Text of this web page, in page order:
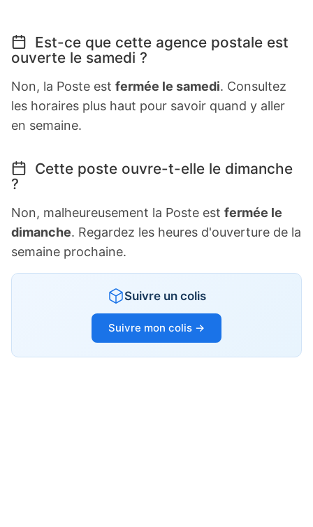
Est-ce que cette agence postale est
ouverte le samedi ?
Non, la Poste est fermée le samedi. Consultez
les horaires plus haut pour savoir quand y aller
en semaine.
Cette poste ouvre-t-elle le dimanche
?
Non, malheureusement la Poste est fermée le
dimanche. Regardez les heures d'ouverture de la
semaine prochaine.
Suivre un colis
Suivre mon colis →